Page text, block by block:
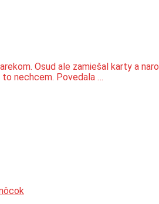
Osud ale zamiešal karty a
nechcem. Povedala …